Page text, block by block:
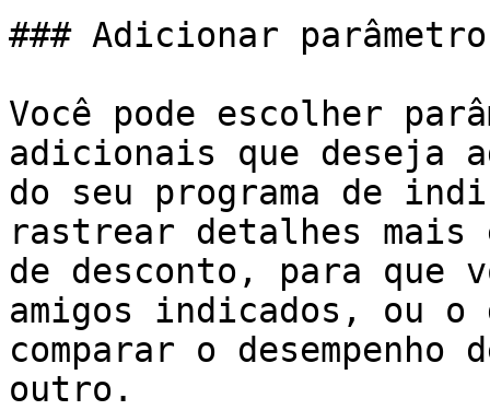
### Adicionar
Você pode escolher
adicionais que
do seu programa de
rastrear detalhes mais
de desconto, para que
amigos indicados, ou o
comparar o
outro.